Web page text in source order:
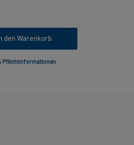
den Warenkorb
Pflichtinformationen